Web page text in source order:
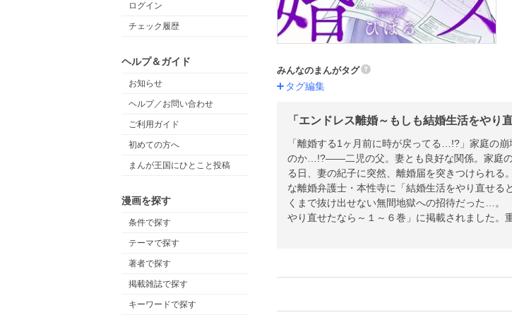
ログイン
チェック履歴
ヘルプ＆ガイド
お知らせ
ヘルプ／お問い合わせ
ご利用ガイド
初めての方へ
まんが王国にひとこと投稿
漫画を探す
条件で探す
テーマで探す
著者で探す
掲載雑誌で探す
キーワードで探す
みんなのまんがタグ
タグ編集
「エンドレス離婚～もしも結婚生活をや
「離婚する1ヶ月前に時が戻ってる…!?」家庭の
のか…!?――二児の父。妻とも良好な関係。家庭
る日、妻の紀子に突然、離婚届を突きつけられ
な離婚弁護士・本性寺に「結婚生活をやり直せ
くまで抜け出せない無間地獄への招待だった…
やり直せたなら～１～６巻」に掲載されました。